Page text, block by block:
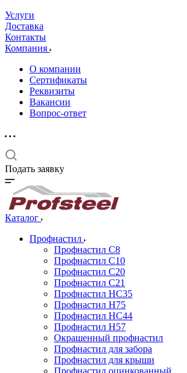
Услуги
Доставка
Контакты
Компания
О компании
Сертификаты
Реквизиты
Вакансии
Вопрос-ответ
Подать заявку
Каталог
Профнастил
Профнастил С8
Профнастил С10
Профнастил С20
Профнастил С21
Профнастил НС35
Профнастил Н75
Профнастил HC44
Профнастил Н57
Окрашенный профнастил
Профнастил для забора
Профнастил для крыши
Профнастил оцинкованный